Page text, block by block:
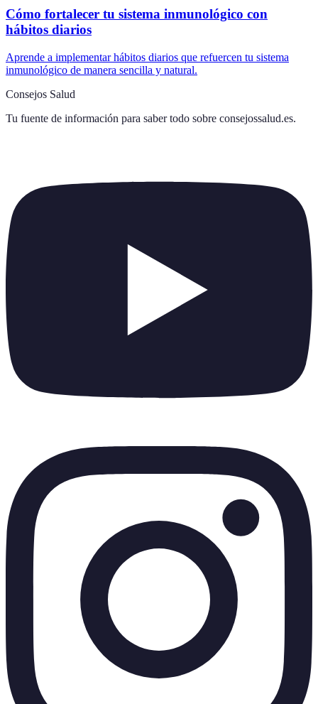
Cómo fortalecer tu sistema inmunológico con
hábitos diarios
Aprende a implementar hábitos diarios que refuercen tu sistema
inmunológico de manera sencilla y natural.
Consejos Salud
Tu fuente de información para saber todo sobre consejossalud.es.